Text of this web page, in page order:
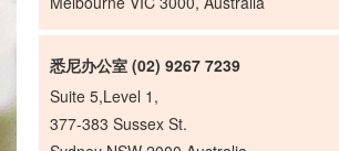
悉尼办公室 (02) 9267 7239
Suite 5,Level 1,
377-383 Sussex St.